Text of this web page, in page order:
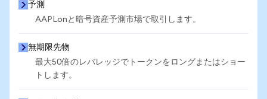
予測
AAPLonと暗号資産予測市場で取引します。
無期限先物
最大50倍のレバレッジでトークンをロングまたはショー
トします。